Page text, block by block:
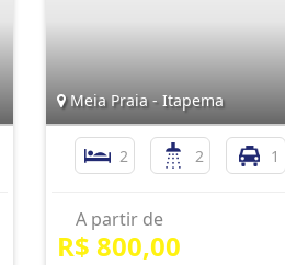
Meia Praia - Itapema
2 2 1
A partir de
R$ 800,00